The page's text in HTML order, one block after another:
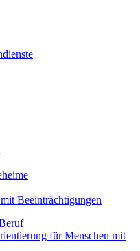
Beeinträchtigungen
für Menschen mit